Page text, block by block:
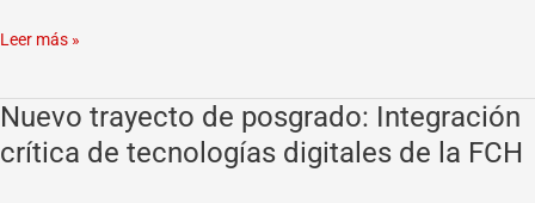
Leer más »
Nuevo trayecto de posgrado: Integración
crítica de tecnologías digitales de la FCH
Nuevo
trayecto
de